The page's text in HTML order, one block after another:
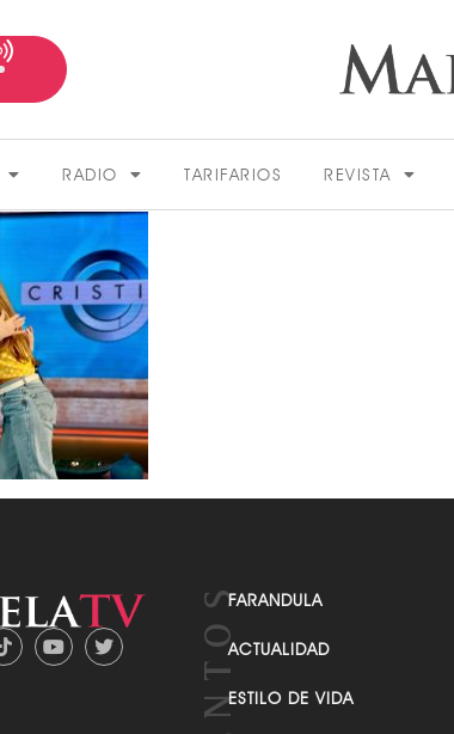
RADIO TARIFARIOS REVISTA
FARANDULA
ACTUALIDAD
ESTILO DE VIDA